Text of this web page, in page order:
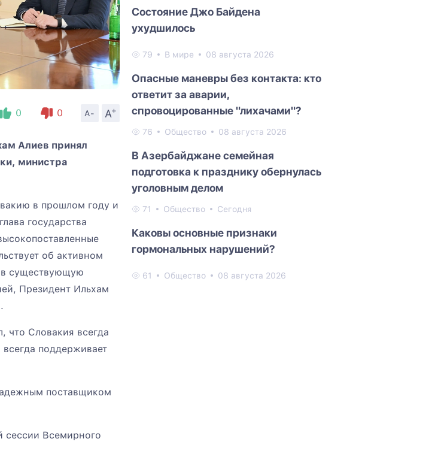
0 0 A- A
+
Алиев принял
министра
в прошлом году и
государства
об активном
существующую
Президент Ильхам
что Словакия всегда
поддерживает
поставщиком
сессии Всемирного
Состояние Джо Байдена
ухудшилось
79 В мире 08 августа 2026
Опасные маневры без контакта: кто
ответит за аварии,
спровоцированные "лихачами"?
76 Общество 08 августа 2026
В Азербайджане семейная
подготовка к празднику обернулась
уголовным делом
71 Общество Сегодня
Каковы основные признаки
гормональных нарушений?
61 Общество 08 августа 2026